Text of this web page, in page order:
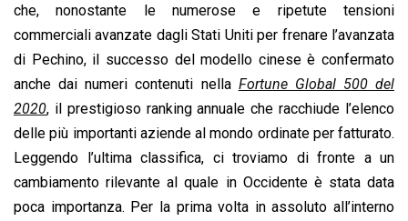
che, nonostante le numerose e ripetute tensioni
commerciali avanzate dagli Stati Uniti per frenare l’avanzata
di Pechino, il successo del modello cinese è confermato
anche dai numeri contenuti nella Fortune Global 500 del
2020, il prestigioso ranking annuale che racchiude l’elenco
delle più importanti aziende al mondo ordinate per fatturato.
Leggendo l’ultima classifica, ci troviamo di fronte a un
cambiamento rilevante al quale in Occidente è stata data
poca importanza. Per la prima volta in assoluto all’interno